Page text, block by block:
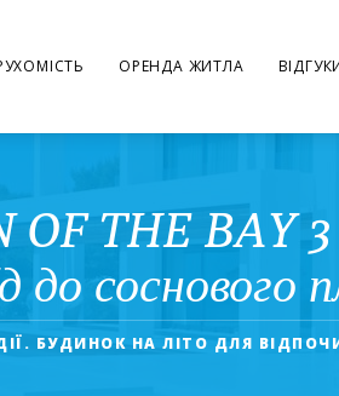
ОРЕНДА ЖИТЛА
THE BAY 3
до соснового
БУДИНОК НА ЛІТО ДЛЯ